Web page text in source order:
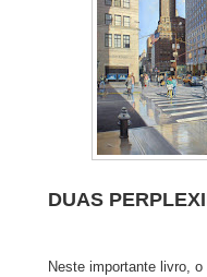
DUAS
Neste importante livro,